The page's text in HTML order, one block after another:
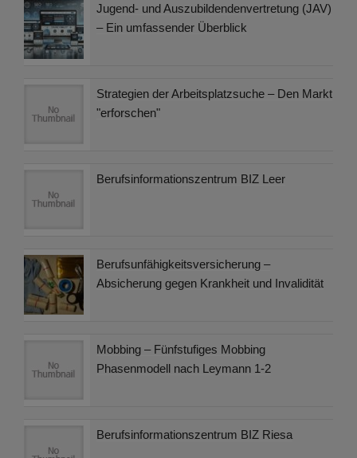
Jugend- und Auszubildendenvertretung (JAV)
– Ein umfassender Überblick
Strategien der Arbeitsplatzsuche – Den Markt
"erforschen"
Berufsinformationszentrum BIZ Leer
Berufsunfähigkeitsversicherung –
Absicherung gegen Krankheit und Invalidität
Mobbing – Fünfstufiges Mobbing
Phasenmodell nach Leymann 1-2
Berufsinformationszentrum BIZ Riesa